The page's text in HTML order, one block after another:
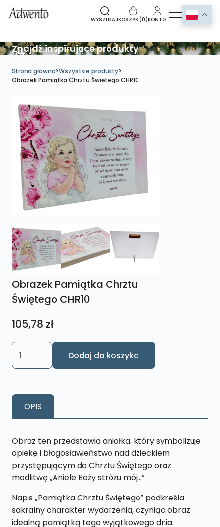
WYSZUKAJKOSZYK (0)KONTO
Znajdź inspirujące produkty
Strona główna>Wszystkie produkty>
Obrazek Pamiątka Chrztu Świętego CHR10
Obrazek Pamiątka Chrztu
Świętego CHR10
105,78 zł
ilość
Obrazek
Świętego
CHR10
Dodaj do koszyka
OPIS
Obraz ten przedstawia aniołka, który symbolizuje
opiekę i błogosławieństwo nad dzieckiem
przystępującym do Chrztu Świętego oraz
modlitwę „Aniele Boży stróżu mój…”
Napis „Pamiątka Chrztu Świętego” podkreśla
sakralny charakter wydarzenia, czyniąc obraz
idealną pamiątką tego wyjątkowego dnia.